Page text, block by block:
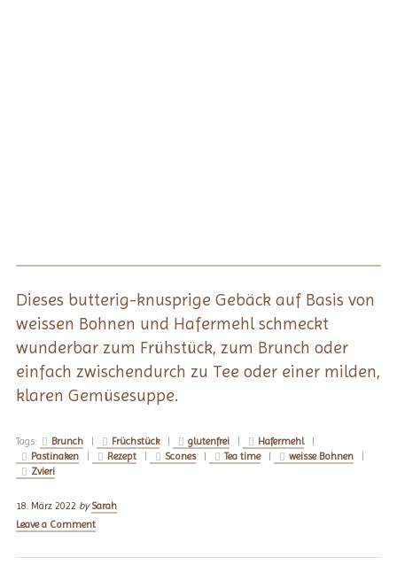
Dieses butterig-knusprige Gebäck auf Basis von
weissen Bohnen und Hafermehl schmeckt
wunderbar zum Frühstück, zum Brunch oder
einfach zwischendurch zu Tee oder einer milden,
klaren Gemüsesuppe.
Tags: Brunch | Früchstück | glutenfrei | Hafermehl
|
Pastinaken
| Rezept | Scones | Tea time | weisse Bohnen
|
Zvieri
18. März 2022 by Sarah
Leave a Comment